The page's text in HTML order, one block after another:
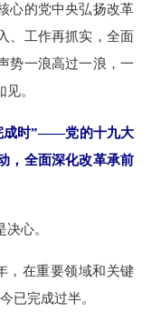
的党中央弘扬改革
、工作再抓实，全面
势一浪高过一浪，一
。
成时”——党的十九大
，全面深化改革承前
心。
在重要领域和关键
已完成过半。